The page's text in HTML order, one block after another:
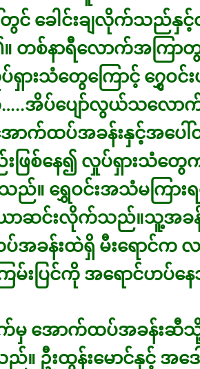
င် ခေါင်းချလိုက်သည်နှင့်
။ တစ်နာရီလောက်အကြ
ရှားသံတွေကြောင့် ၇ွှေဝ
…..အိပ်ပျော်လွယ်သလ
ောက်ထပ်အခန်းနှင့်အပေ
ြစ်နေ၍ လှုပ်ရှားသံ
ည်။ ရွှေဝင်းအသံမကြား
ဆင်းလိုက်သည်။သူ့အခန်းမှ
အခန်းထဲရှိ မီးရောင်က
ြမ်းပြင်ကို အရောင်ဟပ်န
မှ အောက်ထပ်အခန်းဆီသို့
ဦးထွန်းမောင်နှင့် အဒ